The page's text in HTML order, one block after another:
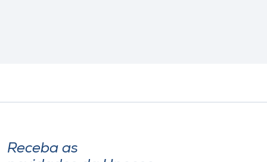
Receba as